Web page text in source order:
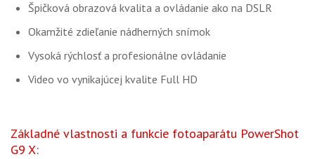
Špičková obrazová kvalita a ovládanie ako na DSLR
Okamžité zdieľanie nádherných snímok
Vysoká rýchlosť a profesionálne ovládanie
Video vo vynikajúcej kvalite Full HD
Základné vlastnosti a funkcie fotoaparátu PowerShot
G9 X: